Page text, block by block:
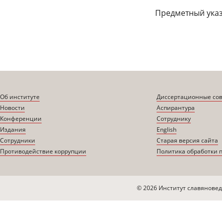
Предметный
Об институте
Новости
Конференции
Издания
Сотрудники
Противодействие коррупции
Диссертационные
Аспирантура
Сотруднику
English
Старая версия сайта
Политика обработки
© 2026 Институт